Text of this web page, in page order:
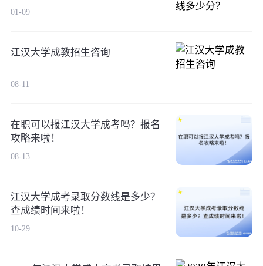
01-09
江汉大学成教招生咨询
08-11
在职可以报江汉大学成考吗？报名
攻略来啦！
08-13
江汉大学成考录取分数线是多少？
查成绩时间来啦！
10-29